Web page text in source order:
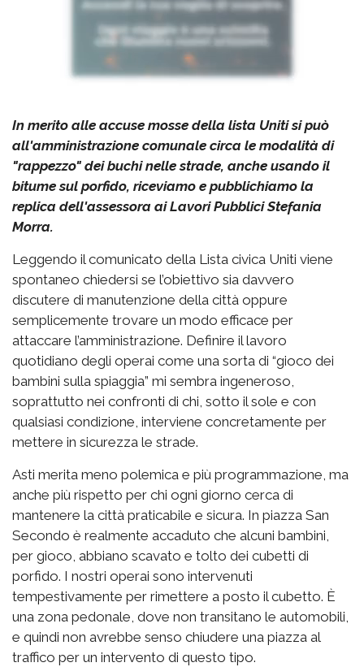
In merito alle accuse mosse della lista Uniti si può
all'amministrazione comunale circa le modalità di
"rappezzo" dei buchi nelle strade, anche usando il
bitume sul porfido, riceviamo e pubblichiamo la
replica dell'assessora ai Lavori Pubblici Stefania
Morra.
Leggendo il comunicato della Lista civica Uniti viene
spontaneo chiedersi se l’obiettivo sia davvero
discutere di manutenzione della città oppure
semplicemente trovare un modo efficace per
attaccare l’amministrazione. Definire il lavoro
quotidiano degli operai come una sorta di “gioco dei
bambini sulla spiaggia” mi sembra ingeneroso,
soprattutto nei confronti di chi, sotto il sole e con
qualsiasi condizione, interviene concretamente per
mettere in sicurezza le strade.
Asti merita meno polemica e più programmazione, ma
anche più rispetto per chi ogni giorno cerca di
mantenere la città praticabile e sicura. In piazza San
Secondo è realmente accaduto che alcuni bambini,
per gioco, abbiano scavato e tolto dei cubetti di
porfido. I nostri operai sono intervenuti
tempestivamente per rimettere a posto il cubetto. È
una zona pedonale, dove non transitano le automobili,
e quindi non avrebbe senso chiudere una piazza al
traffico per un intervento di questo tipo.